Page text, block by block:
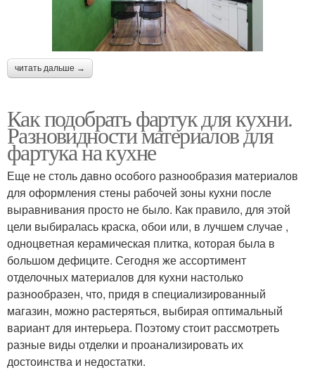
читать дальше →
Как подобрать фартук для кухни.
Разновидности материалов для
фартука на кухне
Еще не столь давно особого разнообразия материалов
для оформления стены рабочей зоны кухни после
выравнивания просто не было. Как правило, для этой
цели выбиралась краска, обои или, в лучшем случае ,
одноцветная керамическая плитка, которая была в
большом дефиците. Сегодня же ассортимент
отделочных материалов для кухни настолько
разнообразен, что, придя в специализированный
магазин, можно растеряться, выбирая оптимальный
вариант для интерьера. Поэтому стоит рассмотреть
разные виды отделки и проанализировать их
достоинства и недостатки.